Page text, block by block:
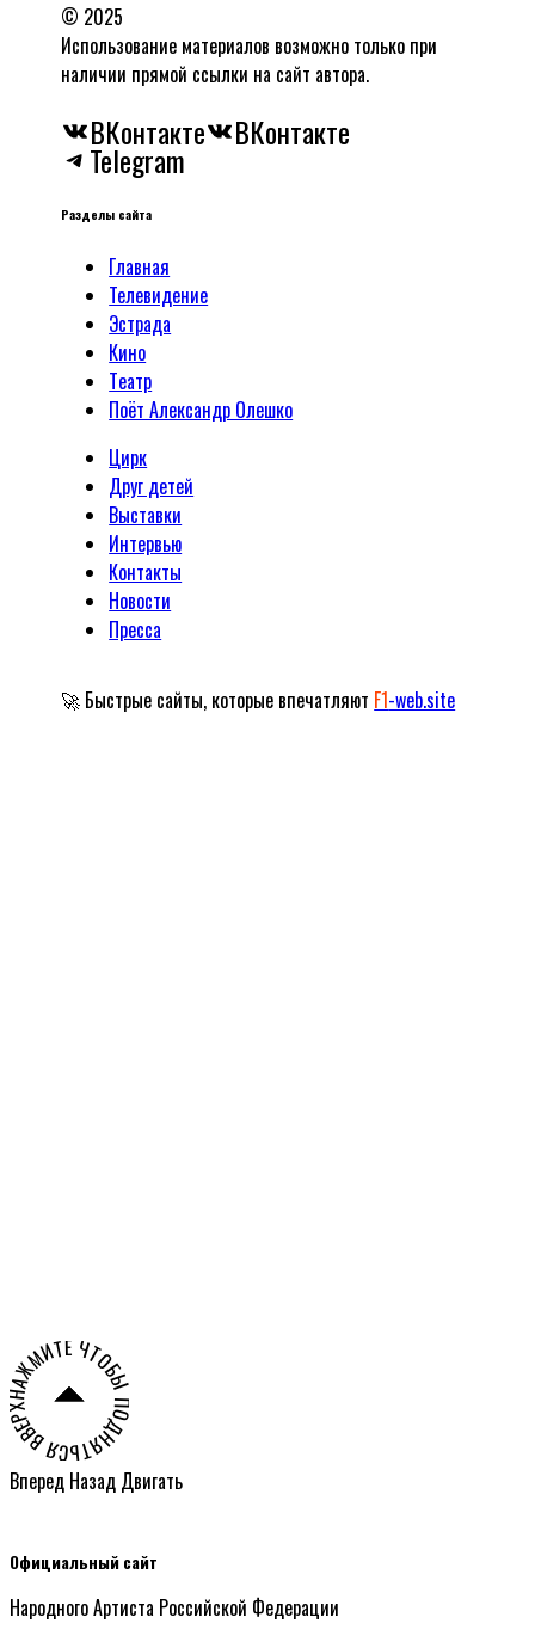
© 2025
Использование материалов возможно только при
наличии прямой ссылки на сайт автора.
ВКонтакте ВКонтакте
Telegram
Разделы сайта
Главная
Телевидение
Эстрада
Кино
Tеатр
Поёт Александр Олешко
Цирк
Друг детей
Выставки
Интервью
Контакты
Новости
Пресса
🚀 Быстрые сайты, которые впечатляют F1-web.site
НАЖМИТЕ ЧТОБЫ ПОДНЯТЬСЯ ВВЕРХ СТРАНИЦЫ ○
Вперед Назад Двигать
Официальный сайт
Народного Артиста Российской Федерации